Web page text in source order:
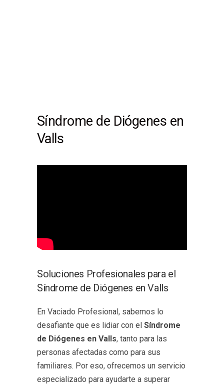
Síndrome de Diógenes en
Valls
Soluciones Profesionales para el
Síndrome de Diógenes en Valls
En Vaciado Profesional, sabemos lo
desafiante que es lidiar con el Síndrome
de Diógenes en Valls, tanto para las
personas afectadas como para sus
familiares. Por eso, ofrecemos un servicio
especializado para ayudarte a superar